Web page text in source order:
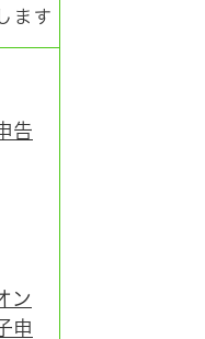
ます
告
ン
申